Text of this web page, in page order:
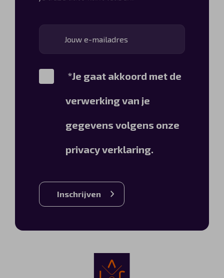
*Je gaat akkoord met de
verwerking van je
gegevens volgens onze
privacy verklaring.
Inschrijven